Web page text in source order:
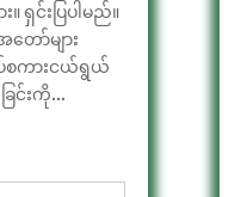
ရှင်းပြပါမည်။
ော်များ
ပ်စကားငယ်ရွယ်
င်းကို...